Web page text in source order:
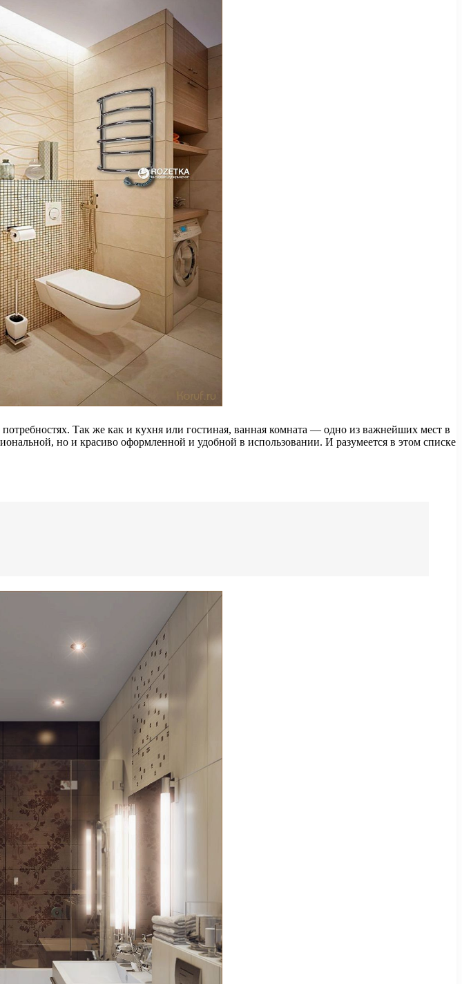
Так же как и кухня или гостиная, ванная комната — одно из важнейших мест в
но и красиво оформленной и удобной в использовании. И разумеется в этом списке